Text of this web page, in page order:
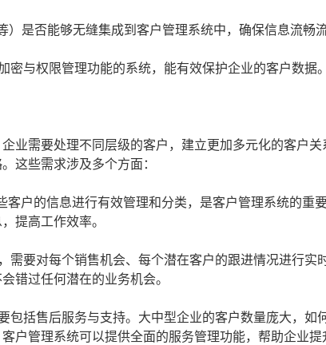
是否能够无缝集成到客户管理系统中，确保信息流畅流
与权限管理功能的系统，能有效保护企业的客户数据。
业需要处理不同层级的客户，建立更加多元化的客户关
这些需求涉及多个方面：
户的信息进行有效管理和分类，是客户管理系统的重要
提高工作效率。
要对每个销售机会、每个潜在客户的跟进情况进行实时
错过任何潜在的业务机会。
包括售后服务与支持。大中型企业的客户数量庞大，如
户管理系统可以提供全面的服务管理功能，帮助企业提